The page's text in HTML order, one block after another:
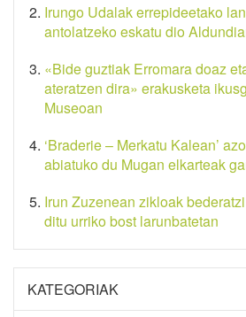
Irungo Udalak errepideetako
antolatzeko eskatu dio
«Bide guztiak Erromara doaz
ateratzen dira» erakusketa
Museoan
‘Braderie – Merkatu Kalean’
abiatuko du Mugan elkarteak
Irun Zuzenean zikloak
ditu urriko bost larunbatetan
KATEGORIAK